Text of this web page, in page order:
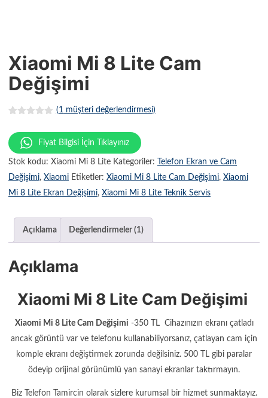
Xiaomi Mi 8 Lite Cam
Değişimi
puanına
dayanarak 5
üzerinden
5.00puan
aldı
(1müşteri değerlendirmesi)
Fiyat Bilgisi İçin Tıklayınız
Stok kodu: Xiaomi Mi 8 Lite Kategoriler:
Telefon Ekran ve Cam
Değişimi, Xiaomi Etiketler: Xiaomi Mi 8 Lite Cam Değişimi, Xiaomi
Mi 8 Lite Ekran Değişimi, Xiaomi Mi 8 Lite Teknik Servis
Açıklama Değerlendirmeler (1)
Açıklama
Xiaomi Mi 8 Lite Cam Değişimi
Xiaomi Mi 8 Lite Cam Değişimi -350 TL Cihazınızın ekranı çatladı
ancak görüntü var ve telefonu kullanabiliyorsanız, çatlayan cam için
komple ekranı değiştirmek zorunda değilsiniz. 500 TL gibi paralar
ödeyip orijinal görünümlü yan sanayi ekranlar taktırmayın.
Biz Telefon Tamircin olarak sizlere kurumsal bir hizmet sunmaktayız.